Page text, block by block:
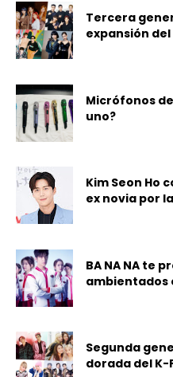
Tercera
expansión del
Micrófonos
uno?
Kim Seon Ho
ex novia por
BA NA NA te
ambientados
Segunda
dorada del K-